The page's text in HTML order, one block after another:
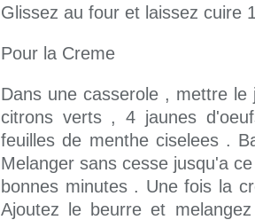
Glissez au four et laissez cuire
Pour la Creme
Dans une casserole , mettre
citrons verts , 4 jaunes
feuilles de menthe ciselees .
Melanger sans cesse jusqu'a
bonnes minutes . Une fois la
Ajoutez le beurre et